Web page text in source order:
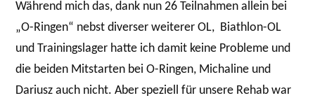
Während mich das, dank nun 26 Teilnahmen allein bei
„O-Ringen“ nebst diverser weiterer OL, Biathlon-OL
und Trainingslager hatte ich damit keine Probleme und
die beiden Mitstarten bei O-Ringen, Michaline und
Dariusz auch nicht. Aber speziell für unsere Rehab war